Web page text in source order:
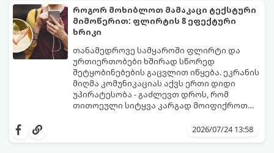
მოთმინებას მოითხოვს.
როგორ მოხიბლოთ მამაკაცი ტექსტური
მიმოწერით: ფლირტის 8 ეფექტური
ხრიკი
თანამედროვე სამყაროში ფლირტი და
ურთიერთობები ხშირად სწორედ
შეტყობინებების გაცვლით იწყება. ეკრანის
მიღმა კომუნიკაციას აქვს ერთი დიდი
უპირატესობა - გაძლევთ დროს, რომ
თითოეული სიტყვა კარგად მოიფიქროთ
მოაცილოს და მოუთმენლად ელოდოს
2026/07/24 13:58